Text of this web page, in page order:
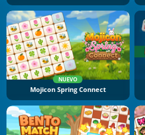
NUEVO
Mojicon Spring Connect